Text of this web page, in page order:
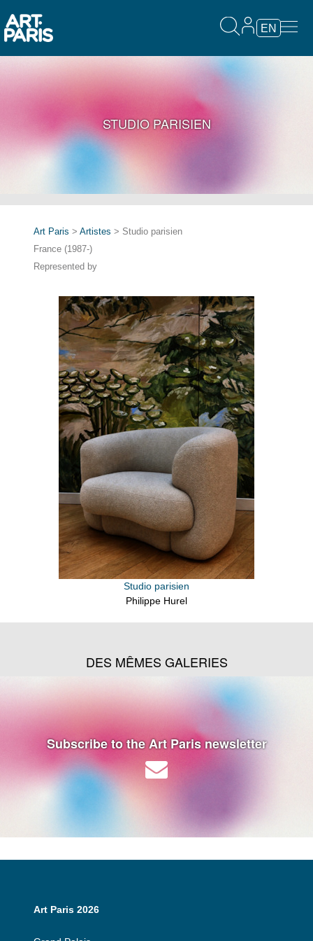
EN
STUDIO PARISIEN
Art Paris > Artistes > Studio parisien
France (1987-)
Represented by
Studio parisien
Philippe Hurel
DES MÊMES GALERIES
Subscribe to the Art Paris newsletter
Art Paris 2026